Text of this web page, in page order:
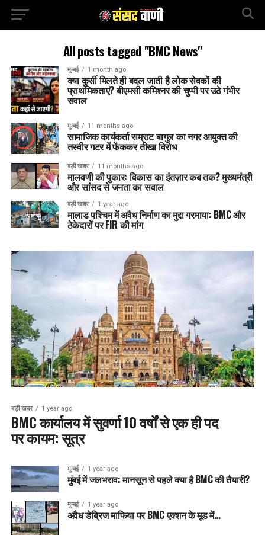
All posts tagged "BMC News"
मुम्बई 1 month ago
क्या कुर्सी मिलते ही बदल जाती है लोक सेवकों की
प्राथमिकताएं? बीएमसी कमिश्नर की चुप्पी पर उठे गंभीर
सवाल
मुम्बई 11 months ago
सामाजिक कार्यकर्ता सम्राट बागुल का नगर आयुक्त की
तस्वीर गटर में फेंककर तीखा विरोध
बड़ी खबर 11 months ago
मालवणी की पुकार: विकास का इंतज़ार कब तक? मुख्यमंत्री
और सांसद से जनता का सवाल
बड़ी खबर 1 year ago
मालाड पश्चिम में अवैध निर्माण का मुद्दा गरमाया: BMC और
ठेकेदारों पर FIR की मांग
बड़ी खबर 1 year ago
BMC कार्यालय में सुवर्णा 10 वर्षों से एक ही पद
पर कायम: सूत्र
मुम्बई 1 year ago
मुंबई में जलभराव: मानसून से पहले क्या है BMC की तैयारी?
मुम्बई 1 year ago
अवैध डेब्रिज माफिया पर BMC एक्शन के मूड में…